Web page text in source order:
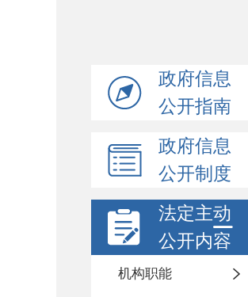
政府信息
公开指南
政府信息
公开制度
法定主动
公开内容
机构职能